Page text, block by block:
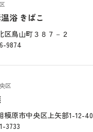
浴 きばこ
区鳥山町３８７－２
9874
区
模原市中央区上矢部1-12-40
3733